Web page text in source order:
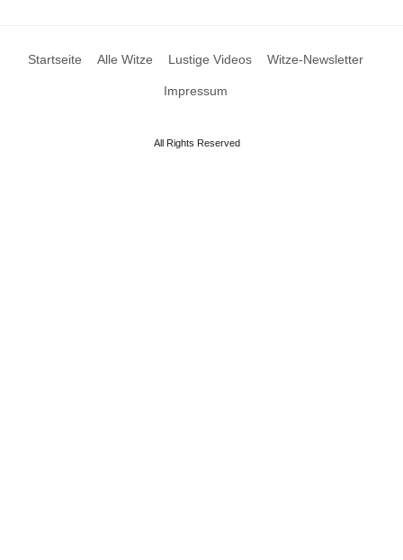
Startseite Alle Witze Lustige Videos Witze-Newsletter
Impressum
All Rights Reserved